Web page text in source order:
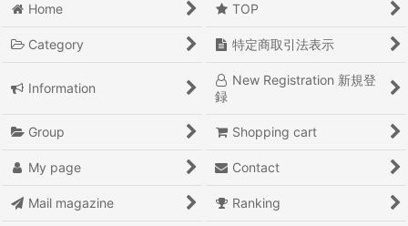
Home TOP
Category 特定商取引法表示
Information
New Registration 新規登
録
Group Shopping cart
My page Contact
Mail magazine Ranking